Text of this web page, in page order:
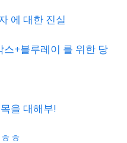
에 대한 진실
스+블루레이 를 위한 당
을 대해부!
ㅎ